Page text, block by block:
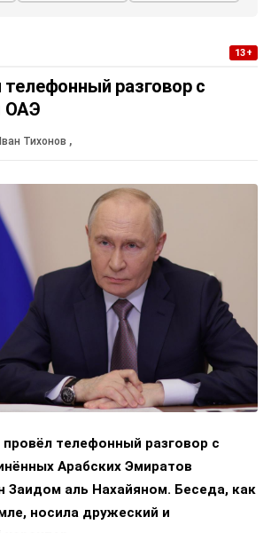
13+
телефонный разговор с
ОАЭ
Тихонов ,
телефонный разговор с
Арабских Эмиратов
Заидом аль Нахайяном. Беседа, как
носила дружеский и